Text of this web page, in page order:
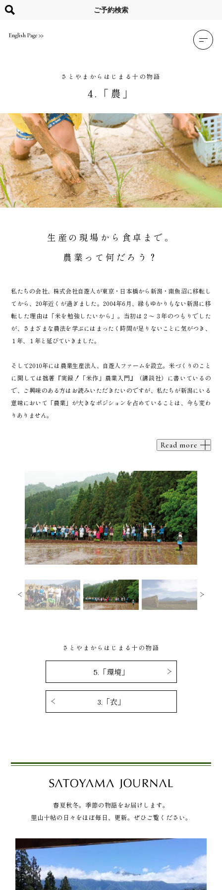
content
English Page
ご予約検索
さとやまからはじまる十の物語
4.「農」
生産の現場から食卓まで。
農業って何だろう？
私たちの会社、株式会社自遊人が東京・日本橋から新潟・南魚沼に移転し
てから、20年近くが過ぎました。2004年6月、縁もゆかりもない新潟に移
転した理由は「米を勉強したいから」。当初は２〜３年のつもりでした
が、さまざまな農法を学ぶにはまったく時間が足りないことに気がつき、
１年、１年と延びていきました。
そして2010年には農業生産法人、自遊人ファームを設立。米づくりのこと
に関しては拙著『実録！「米作」農業入門』（講談社）に書いているの
で、ご興味のある方はお読みいただきたいのですが、私たちが新潟にいる
意味において「農業」が大きなポジションを占めていることは、今も変わ
りありません。
Read more
さとやまからはじまる十の物語
5.「環境」
3.「衣」
春夏秋冬。季節の物語をお届けします。
里山十帖の日々をほぼ毎日、更新。ぜひご覧ください。